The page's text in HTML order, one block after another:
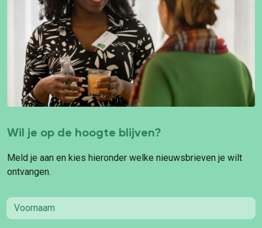
Wil je op de hoogte blijven?
Meld je aan en kies hieronder welke nieuwsbrieven je wilt
ontvangen.
First name